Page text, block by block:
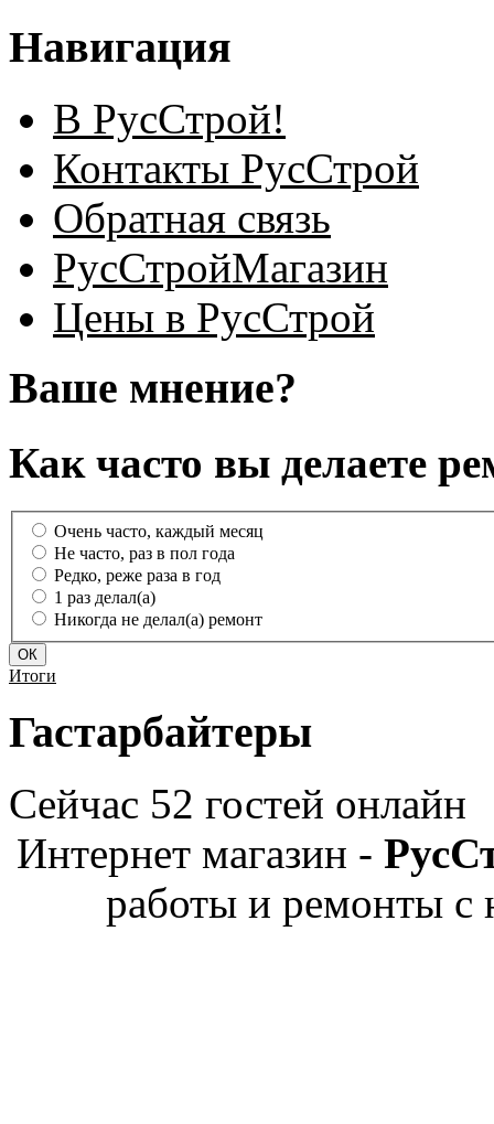
Навигация
В РусСтрой!
Контакты РусСтрой
Обратная связь
РусСтройМагазин
Цены в РусСтрой
Ваше мнение?
Как часто вы делаете
Очень часто, каждый месяц
Не часто, раз в пол года
Редко, реже раза в год
1 раз делал(а)
Никогда не делал(а) ремонт
Итоги
Гастарбайтеры
Сейчас 52 гостей онлайн
Интернет магазин -
работы и ремонты с